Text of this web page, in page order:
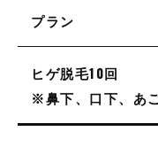
プラン
ヒゲ脱毛10回
※鼻下、口下、あ